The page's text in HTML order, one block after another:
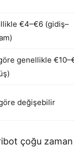
€4–€6 (gidiş–
genellikle
değişebilir
çoğu zaman